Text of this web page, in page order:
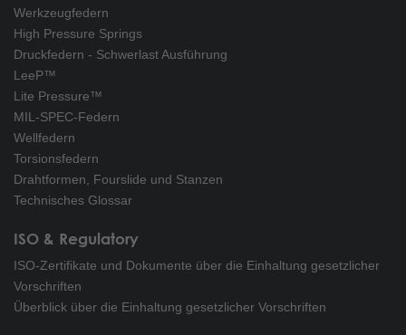
Werkzeugfedern
High Pressure Springs
Druckfedern - Schwerlast Ausführung
LeeP™
Lite Pressure™
MIL-SPEC-Federn
Wellfedern
Torsionsfedern
Drahtformen, Fourslide und Stanzen
Technisches Glossar
ISO & Regulatory
ISO-Zertifikate und Dokumente über die Einhaltung gesetzlicher
Vorschriften
Überblick über die Einhaltung gesetzlicher Vorschriften